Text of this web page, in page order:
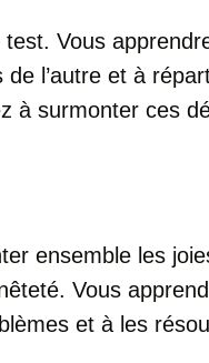
Vous
de l’autre et à
à surmonter ces
ensemble les
Vous
et à les